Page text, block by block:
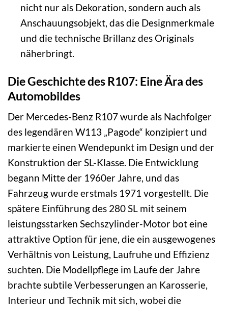
nicht nur als Dekoration, sondern auch als
Anschauungsobjekt, das die Designmerkmale
und die technische Brillanz des Originals
näherbringt.
Die Geschichte des R107: Eine Ära des
Automobildes
Der Mercedes-Benz R107 wurde als Nachfolger
des legendären W113 „Pagode“ konzipiert und
markierte einen Wendepunkt im Design und der
Konstruktion der SL-Klasse. Die Entwicklung
begann Mitte der 1960er Jahre, und das
Fahrzeug wurde erstmals 1971 vorgestellt. Die
spätere Einführung des 280 SL mit seinem
leistungsstarken Sechszylinder-Motor bot eine
attraktive Option für jene, die ein ausgewogenes
Verhältnis von Leistung, Laufruhe und Effizienz
suchten. Die Modellpflege im Laufe der Jahre
brachte subtile Verbesserungen an Karosserie,
Interieur und Technik mit sich, wobei die